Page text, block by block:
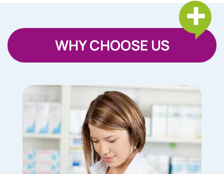
WHY CHOOSE US